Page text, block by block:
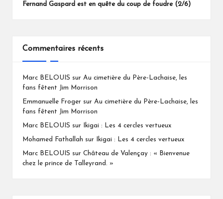
Fernand Gaspard est en quête du coup de foudre (2/6)
Commentaires récents
Marc BELOUIS sur Au cimetière du Père-Lachaise, les
fans fêtent Jim Morrison
Emmanuelle Froger sur Au cimetière du Père-Lachaise, les
fans fêtent Jim Morrison
Marc BELOUIS sur Ikigai : Les 4 cercles vertueux
Mohamed Fathallah sur Ikigai : Les 4 cercles vertueux
Marc BELOUIS sur Château de Valençay : « Bienvenue
chez le prince de Talleyrand. »